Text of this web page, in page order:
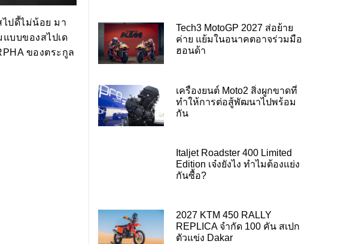
ไปดี้ไม่น้อย มา
บบของสไปเด
ของตระกูล
Tech3 MotoGP 2027 ส่อย้าย
ค่าย แย้มในอนาคตอาจร่วมมือ
ฮอนด้า
เครื่องยนต์ Moto2 สิ่งผูกขาดที่
ทำให้การต่อสู้พัฒนาไปพร้อม
กัน
Italjet Roadster 400 Limited
Edition เจ๋งยังไง ทำไมต้องแย่ง
กันซื้อ?
2027 KTM 450 RALLY
REPLICA จำกัด 100 คัน สเปก
ตัวแข่ง Dakar